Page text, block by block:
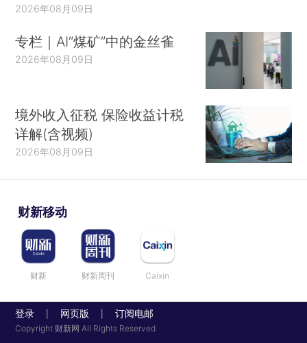
2026年08月09日
专栏｜AI“煤矿”中的金丝雀
2026年08月09日
境外收入征税 保险收益计税
详解(含视频)
2026年08月09日
财新移动
财新 财新周刊 Caixin
登录 网页版 订阅电邮
Copyright 财新网 All Rights Reserved